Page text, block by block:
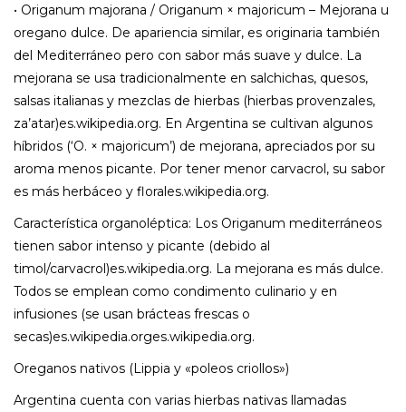
• Origanum majorana / Origanum × majoricum – Mejorana u
oregano dulce. De apariencia similar, es originaria también
del Mediterráneo pero con sabor más suave y dulce. La
mejorana se usa tradicionalmente en salchichas, quesos,
salsas italianas y mezclas de hierbas (hierbas provenzales,
za’atar)es.wikipedia.org. En Argentina se cultivan algunos
híbridos (‘O. × majoricum’) de mejorana, apreciados por su
aroma menos picante. Por tener menor carvacrol, su sabor
es más herbáceo y florales.wikipedia.org.
Característica organoléptica: Los Origanum mediterráneos
tienen sabor intenso y picante (debido al
timol/carvacrol)es.wikipedia.org. La mejorana es más dulce.
Todos se emplean como condimento culinario y en
infusiones (se usan brácteas frescas o
secas)es.wikipedia.orges.wikipedia.org.
Oreganos nativos (Lippia y «poleos criollos»)
Argentina cuenta con varias hierbas nativas llamadas